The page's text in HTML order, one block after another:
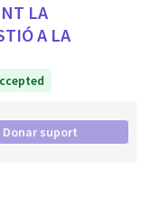
LA
A LA
Donar suport